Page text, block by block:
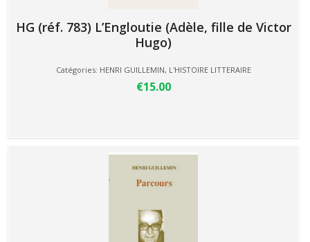
HG (réf. 783) L’Engloutie (Adèle, fille de Victor
Hugo)
Catégories: HENRI GUILLEMIN, L'HISTOIRE LITTERAIRE
€15.00